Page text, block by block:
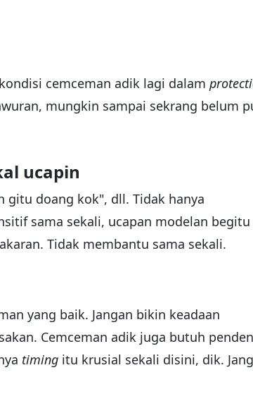
cemceman adik lagi dalam
mungkin sampai sekrang belum
ucapin
gitu doang kok", dll. Tidak hanya
sama sekali, ucapan modelan begitu
Tidak membantu sama sekali.
yang baik. Jangan bikin keadaan
Cemceman adik juga butuh
timing itu krusial sekali disini, dik.